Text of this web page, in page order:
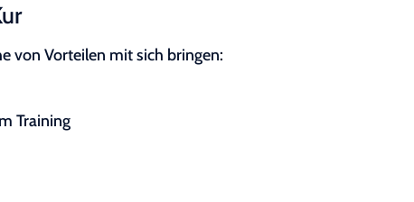
von Vorteilen mit sich bringen:
Training